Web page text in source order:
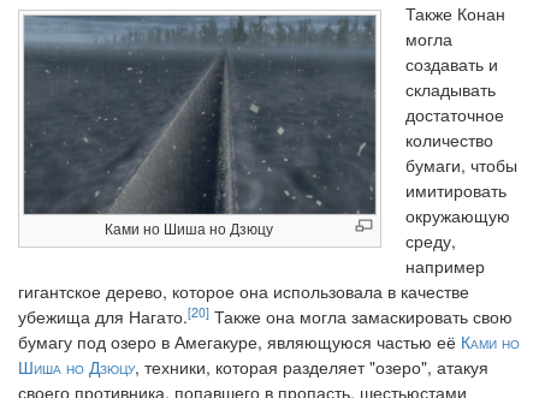
Ками но Шиша но Дзюцу
Также Конан
могла
создавать и
складывать
достаточное
количество
бумаги, чтобы
имитировать
окружающую
среду,
например
гигантское дерево, которое она использовала в качестве
убежища для Нагато.[20] Также она могла замаскировать свою
бумагу под озеро в Амегакуре, являющуюся частью её Ками но
Шиша но Дзюцу, техники, которая разделяет "озеро", атакуя
своего противника, попавшего в пропасть, шестьюстами